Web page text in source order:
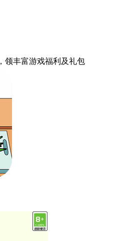
，领丰富游戏福利 及礼包